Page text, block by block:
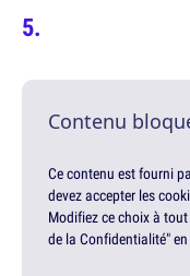
Contenu
Ce contenu est fourni
devez accepter les
Modifiez ce choix à
de la Confidentialité"